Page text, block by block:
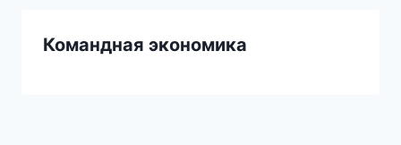
Командная экономика